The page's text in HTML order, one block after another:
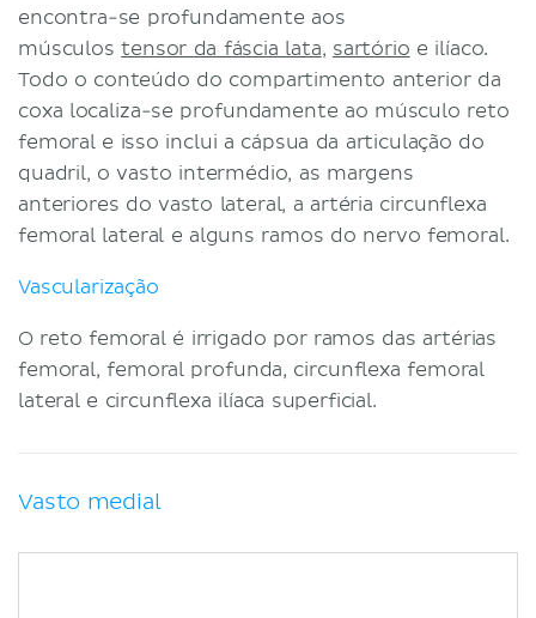
encontra-se profundamente aos
músculostensor da fáscia lata, sartório e ilíaco.
Todo o conteúdo do compartimento anterior da
coxa localiza-se profundamente ao músculo reto
femoral e isso inclui a cápsua da articulação do
quadril, o vasto intermédio, as margens
anteriores do vasto lateral, a artéria circunflexa
femoral lateral e alguns ramos do nervo femoral.
Vascularização
O reto femoral é irrigado por ramos das artérias
femoral, femoral profunda, circunflexa femoral
lateral e circunflexa ilíaca superficial.
Vasto medial